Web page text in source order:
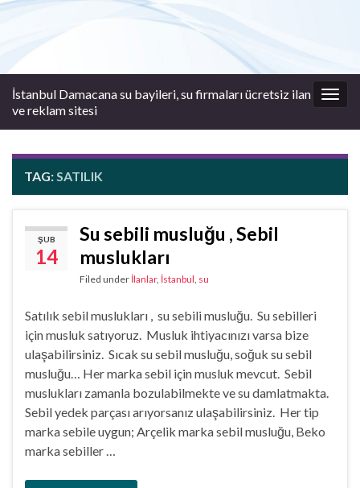
İstanbul Damacana su bayileri, su firmaları ücretsiz ilan
ve reklam sitesi
TAG:SATILIK
ŞUB
14
Su sebili musluğu , Sebil
muslukları
Filed under İlanlar, İstanbul, su
Satılık sebil muslukları , su sebili musluğu. Su sebilleri
için musluk satıyoruz. Musluk ihtiyacınızı varsa bize
ulaşabilirsiniz. Sıcak su sebil musluğu, soğuk su sebil
musluğu… Her marka sebil için musluk mevcut. Sebil
muslukları zamanla bozulabilmekte ve su damlatmakta.
Sebil yedek parçası arıyorsanız ulaşabilirsiniz. Her tip
marka sebile uygun; Arçelik marka sebil musluğu, Beko
marka sebiller …